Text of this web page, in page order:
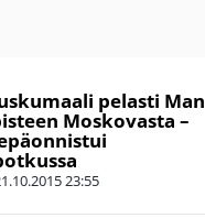
pelasti Man
Moskovasta –
23:55